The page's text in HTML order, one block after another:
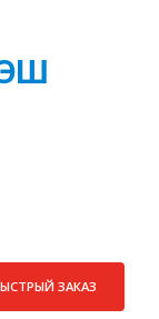
ЗАКАЗ